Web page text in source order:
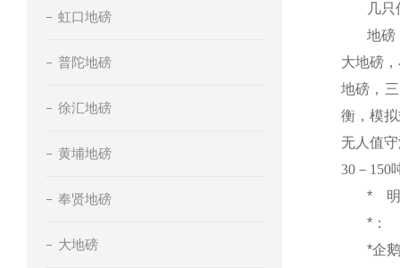
虹口地磅
普陀地磅
徐汇地磅
黄埔地磅
奉贤地磅
大地磅
几
地磅
大地磅
地磅，
衡，模
无人值
30－ 150
*
*：
*企